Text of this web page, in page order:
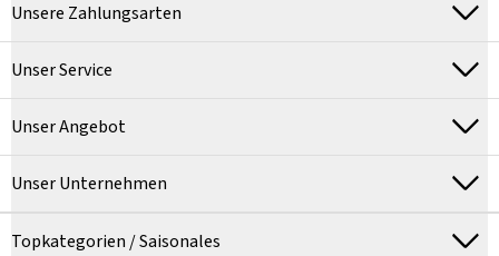
Unsere Zahlungsarten
Unser Service
Unser Angebot
Unser Unternehmen
Topkategorien / Saisonales